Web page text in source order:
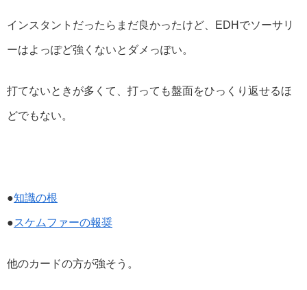
インスタントだったらまだ良かったけど、EDHでソーサリ
ーはよっぽど強くないとダメっぽい。
打てないときが多くて、打っても盤面をひっくり返せるほ
どでもない。
●知識の根
●スケムファーの報奨
他のカードの方が強そう。